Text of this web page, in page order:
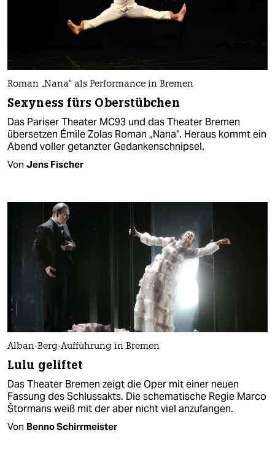
Roman „Nana“ als Performance in Bremen
Sexyness fürs Oberstübchen
Das Pariser Theater MC93 und das Theater Bremen
übersetzen Émile Zolas Roman „Nana“. Heraus kommt ein
Abend voller getanzter Gedankenschnipsel.
Von Jens Fischer
Alban-Berg-Aufführung in Bremen
Lulu geliftet
Das Theater Bremen zeigt die Oper mit einer neuen
Fassung des Schlussakts. Die schematische Regie Marco
Štormans weiß mit der aber nicht viel anzufangen.
Von Benno Schirrmeister